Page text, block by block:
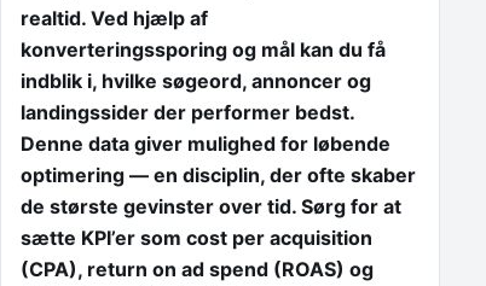
realtid. Ved hjælp af
konverteringssporing og mål kan du få
indblik i, hvilke søgeord, annoncer og
landingssider der performer bedst.
Denne data giver mulighed for løbende
optimering — en disciplin, der ofte skaber
de største gevinster over tid. Sørg for at
sætte KPI’er som cost per acquisition
(CPA), return on ad spend (ROAS) og